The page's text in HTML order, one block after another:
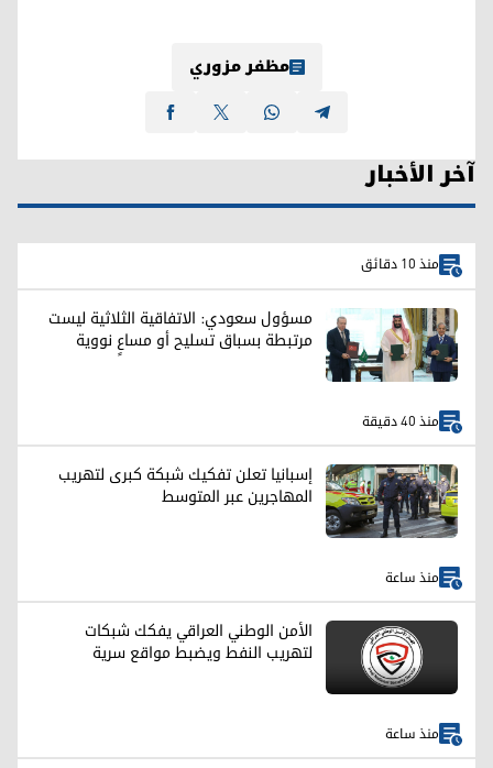
مظفر مزوري
آخر الأخبار
منذ 10 دقائق
مسؤول سعودي: الاتفاقية الثلاثية ليست
مرتبطة بسباق تسليح أو مساعٍ نووية
منذ 40 دقيقة
إسبانيا تعلن تفكيك شبكة كبرى لتهريب
المهاجرين عبر المتوسط
منذ ساعة
الأمن الوطني العراقي يفكك شبكات
لتهريب النفط ويضبط مواقع سرية
منذ ساعة